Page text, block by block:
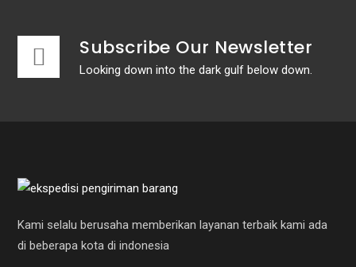
Subscribe Our Newsletter
Looking down into the dark gulf below down.
Kami selalu berusaha memberikan layanan terbaik kami ada
di beberapa kota di indonesia